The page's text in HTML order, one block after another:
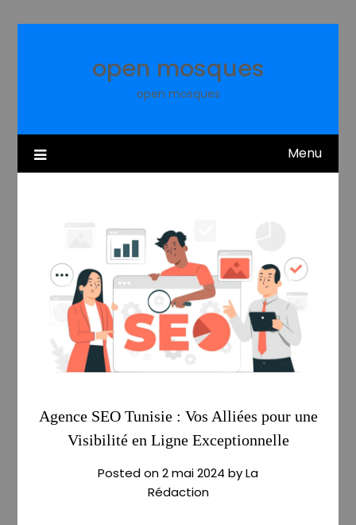
open mosques
open mosques
Menu
Agence SEO Tunisie : Vos Alliées pour une
Visibilité en Ligne Exceptionnelle
Posted on2 mai 2024 byLa
Rédaction